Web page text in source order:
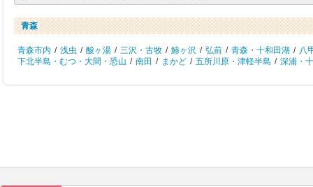
青森
青森市内 / 浅虫 / 酸ヶ湯 / 三沢・古牧 / 鯵ヶ沢 / 弘前 / 青森・十和田湖 / 八
下北半島・むつ・大間・恐山 / 南田 / まかど / 五所川原・津軽半島 / 深浦・